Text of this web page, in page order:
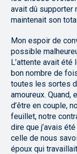
avait dû supporter
maintenait son
Mon espoir de
possible
L’attente avait été
bon nombre de
toutes les sortes
amoureux. Quand,
d’être en couple,
feuillet, notre
dire que j’avais
celle de nous
époux qui